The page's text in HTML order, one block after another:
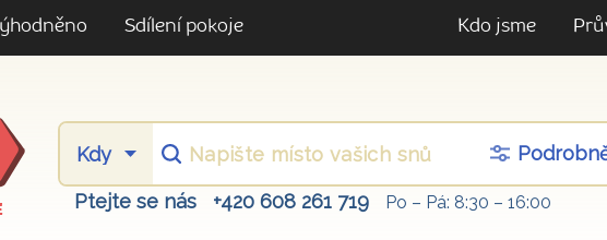
Sdílení pokoje Kdo jsme
Ptejte se nás +420 608 261 719 Po – Pá: 8:30 – 16:00